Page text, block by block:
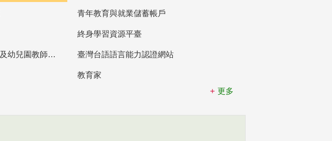
青年教育與就業儲蓄帳戶
終身學習資源平臺
教育部高中等以下學校及幼兒園教師資格檢定考試 臺灣台語語言能力認證網站
教育家
更多